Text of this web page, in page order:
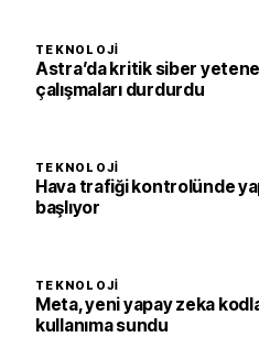
TEKNOLOJI
Astra’da kritik siber
çalışmaları durdurdu
TEKNOLOJI
Hava trafiği kontrolünde
başlıyor
TEKNOLOJI
Meta, yeni yapay zeka
kullanıma sundu